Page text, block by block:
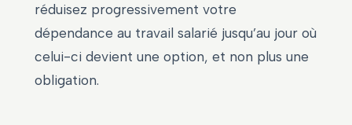
réduisez progressivement votre
dépendance au travail salarié jusqu’au jour où
celui-ci devient une option, et non plus une
obligation.